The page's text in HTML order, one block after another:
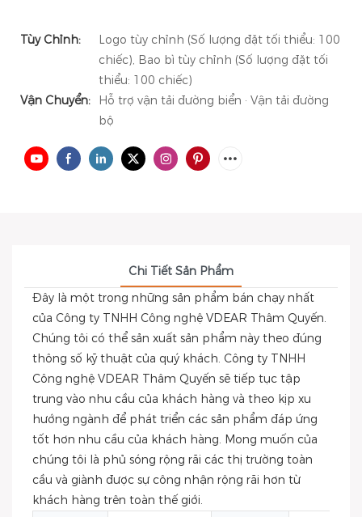
Tùy Chỉnh:
Logo tùy chỉnh (Số lượng đặt tối thiểu: 100
chiếc), Bao bì tùy chỉnh (Số lượng đặt tối
thiểu: 100 chiếc)
Vận Chuyển:
Hỗ trợ vận tải đường biển · Vận tải đường
bộ
Chi Tiết Sản Phẩm
Đây là một trong những sản phẩm bán chạy nhất
của Công ty TNHH Công nghệ VDEAR Thâm Quyến.
Chúng tôi có thể sản xuất sản phẩm này theo đúng
thông số kỹ thuật của quý khách. Công ty TNHH
Công nghệ VDEAR Thâm Quyến sẽ tiếp tục tập
trung vào nhu cầu của khách hàng và theo kịp xu
hướng ngành để phát triển các sản phẩm đáp ứng
tốt hơn nhu cầu của khách hàng. Mong muốn của
chúng tôi là phủ sóng rộng rãi các thị trường toàn
cầu và giành được sự công nhận rộng rãi hơn từ
khách hàng trên toàn thế giới.